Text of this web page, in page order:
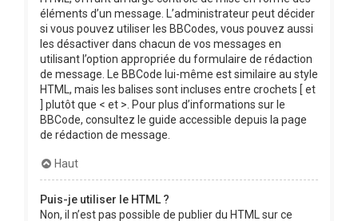
éléments d’un message. L’administrateur peut décider
si vous pouvez utiliser les BBCodes, vous pouvez aussi
les désactiver dans chacun de vos messages en
utilisant l’option appropriée du formulaire de rédaction
de message. Le BBCode lui-même est similaire au style
HTML, mais les balises sont incluses entre crochets [ et
] plutôt que < et >. Pour plus d’informations sur le
BBCode, consultez le guide accessible depuis la page
de rédaction de message.
Haut
Puis-je utiliser le HTML ?
Non, il n’est pas possible de publier du HTML sur ce